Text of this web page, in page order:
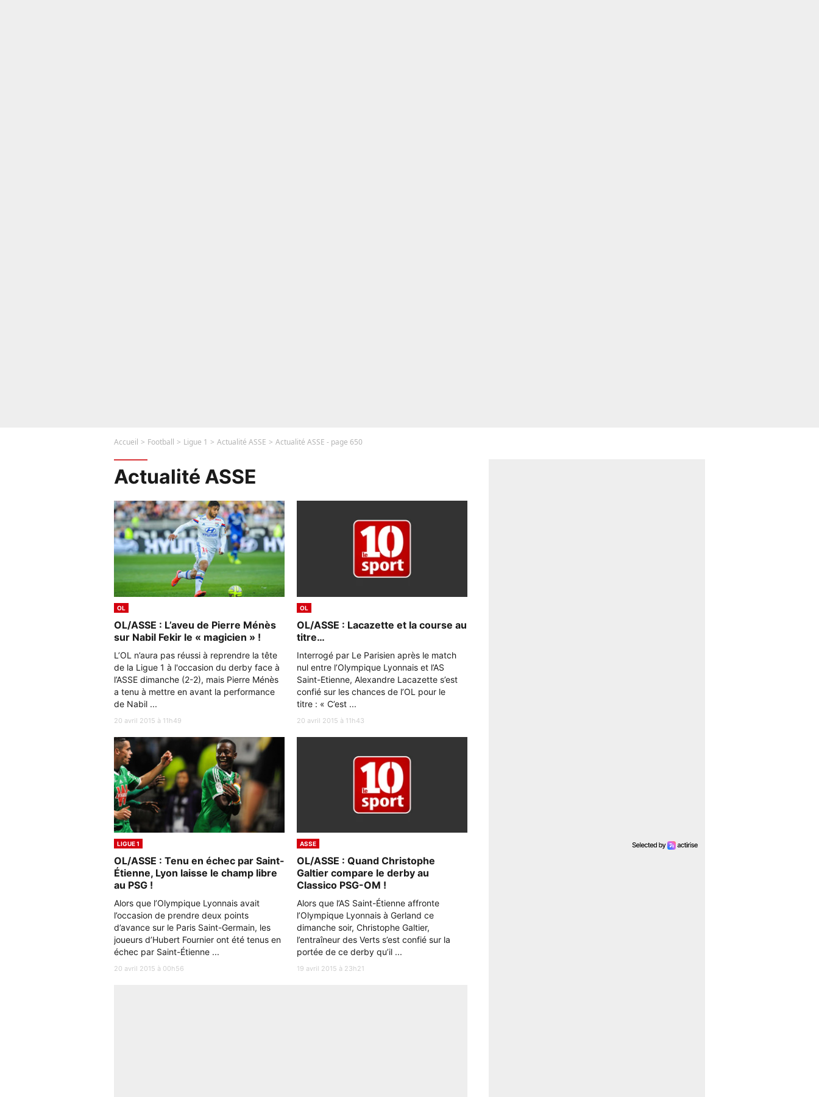
Accueil Football Ligue 1 Actualité ASSE Actualité ASSE - page 650
Actualité ASSE
OL
OL/ASSE : L’aveu de Pierre Ménès
sur Nabil Fekir le « magicien » !
L’OL n’aura pas réussi à reprendre la tête
de la Ligue 1 à l'occasion du derby face à
l’ASSE dimanche (2-2), mais Pierre Ménès
a tenu à mettre en avant la performance
de Nabil ...
20 avril 2015 à 11h49
OL
OL/ASSE : Lacazette et la course au
titre…
Interrogé par Le Parisien après le match
nul entre l’Olympique Lyonnais et l’AS
Saint-Etienne, Alexandre Lacazette s’est
confié sur les chances de l’OL pour le
titre : « C’est ...
20 avril 2015 à 11h43
LIGUE 1
OL/ASSE : Tenu en échec par Saint-
Étienne, Lyon laisse le champ libre
au PSG !
Alors que l’Olympique Lyonnais avait
l’occasion de prendre deux points
d’avance sur le Paris Saint-Germain, les
joueurs d’Hubert Fournier ont été tenus en
échec par Saint-Étienne ...
20 avril 2015 à 00h56
ASSE
OL/ASSE : Quand Christophe
Galtier compare le derby au
Classico PSG-OM !
Alors que l’AS Saint-Étienne affronte
l’Olympique Lyonnais à Gerland ce
dimanche soir, Christophe Galtier,
l’entraîneur des Verts s’est confié sur la
portée de ce derby qu’il ...
19 avril 2015 à 23h21